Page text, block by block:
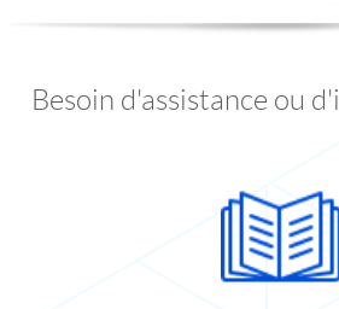
Besoin d'assistance ou